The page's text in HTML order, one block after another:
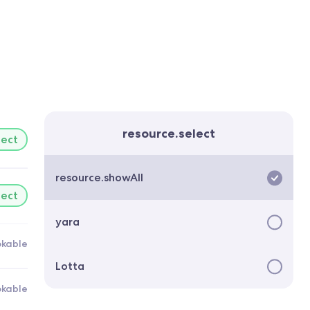
resource.select
resource.showAll
yara
Lotta